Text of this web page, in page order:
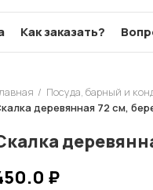
Как заказать?
Посуда, барный и
деревянная 72 см,
₽